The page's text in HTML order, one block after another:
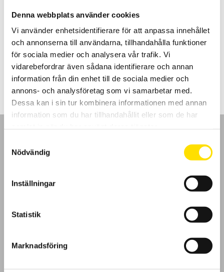
Denna webbplats använder cookies
Vi använder enhetsidentifierare för att anpassa innehållet
och annonserna till användarna, tillhandahålla funktioner
för sociala medier och analysera vår trafik. Vi
vidarebefordrar även sådana identifierare och annan
information från din enhet till de sociala medier och
annons- och analysföretag som vi samarbetar med.
Dessa kan i sin tur kombinera informationen med annan
information som du har tillhandahållit eller som de har
Nödvändig
Inställningar
Statistik
Marknadsföring
Lik- och växelströms TRMS tångserie för mätning på kablar med
upp till 39 mm diameter. För mätning av strömmar från 0,5 A...1400
A dc med BNC eller banan utgångar. Även med adapter för
drivspänning vid användning längre perioder.
3,220.00kr – 4,905.00kr Prisintervall:
3,220.00 kr
till
4,905.00 kr
LÄS MER